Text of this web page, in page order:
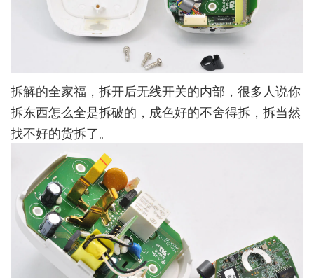
拆解的全家福，拆开后无线开关的内部，很多人说你
拆东西怎么全是拆破的，成色好的不舍得拆，拆当然
找不好的货拆了。